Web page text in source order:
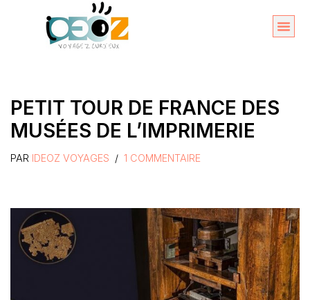
PETIT TOUR DE FRANCE DES
MUSÉES DE L’IMPRIMERIE
PAR IDEOZ VOYAGES 1 COMMENTAIRE